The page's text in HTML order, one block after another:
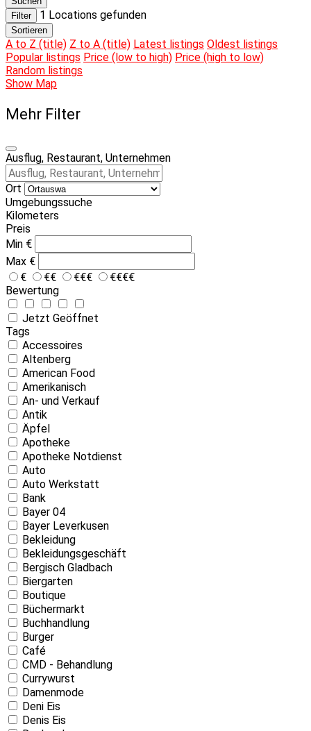
Filter
1 Locations gefunden
Sortieren
A to Z (title) Z to A (title) Latest listings Oldest listings
Popular listings Price (low to high) Price (high to low)
Random listings
Show Map
Mehr Filter
Ausflug, Restaurant, Unternehmen
Ort
Umgebungssuche
Kilometers
Preis
Min €
Max €
€
€€ €€€
€€€€
Bewertung
Jetzt Geöffnet
Tags
Accessoires
Altenberg
American Food
Amerikanisch
An- und Verkauf
Antik
Äpfel
Apotheke
Apotheke Notdienst
Auto
Auto Werkstatt
Bank
Bayer 04
Bayer Leverkusen
Bekleidung
Bekleidungsgeschäft
Bergisch Gladbach
Biergarten
Boutique
Büchermarkt
Buchhandlung
Burger
Café
CMD - Behandlung
Currywurst
Damenmode
Deni Eis
Denis Eis